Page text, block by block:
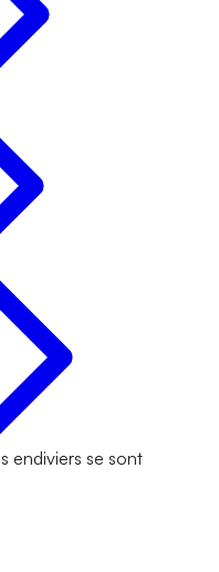
endiviers se sont